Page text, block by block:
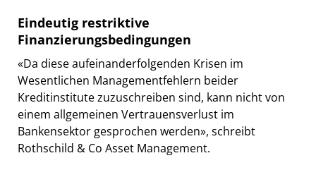
Eindeutig restriktive
Finanzierungsbedingungen
«Da diese aufeinanderfolgenden Krisen im
Wesentlichen Managementfehlern beider
Kreditinstitute zuzuschreiben sind, kann nicht von
einem allgemeinen Vertrauensverlust im
Bankensektor gesprochen werden», schreibt
Rothschild & Co Asset Management.